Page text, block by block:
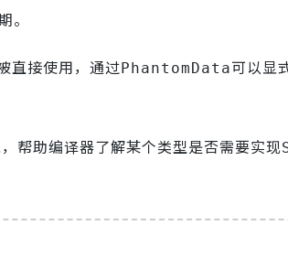
。
直接使用，通过 PhantomData可以显
帮助编译器了解某个类型是否需要实现